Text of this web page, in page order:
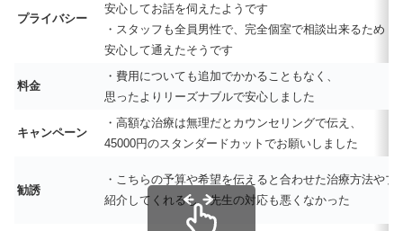
プライバシー
安心してお話を伺えたようです
・スタッフも全員男性で、完全個室で相談出来るため
安心して通えたそうです
料金
・費用についても追加でかかることもなく、
思ったよりリーズナブルで安心しました
キャンペーン
・高額な治療は無理だとカウンセリングで伝え、
45000円のスタンダードカットでお願いしました
勧誘
・こちらの予算や希望を伝えると合わせた治療方法やプ
紹介してくれるし、先生の対応も悪くなかった